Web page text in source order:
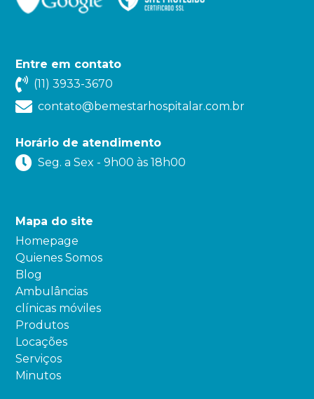
Entre em contato
(11) 3933-3670
contato@bemestarhospitalar.com.br
Horário de atendimento
Seg. a Sex - 9h00 às 18h00
Mapa do site
Homepage
Quienes Somos
Blog
Ambulâncias
clínicas móviles
Produtos
Locações
Serviços
Minutos